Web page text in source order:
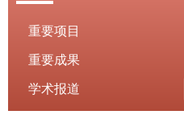
重要项目
重要成果
学术报道